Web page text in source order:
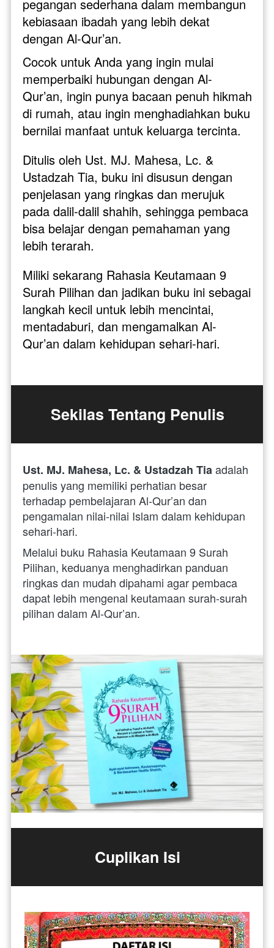
pegangan sederhana dalam membangun
kebiasaan ibadah yang lebih dekat
dengan Al-Qur’an.
Cocok untuk Anda yang ingin mulai
memperbaiki hubungan dengan Al-
Qur’an, ingin punya bacaan penuh hikmah
di rumah, atau ingin menghadiahkan buku
bernilai manfaat untuk keluarga tercinta.
Ditulis oleh Ust. MJ. Mahesa, Lc. &
Ustadzah Tia, buku ini disusun dengan
penjelasan yang ringkas dan merujuk
pada dalil-dalil shahih, sehingga pembaca
bisa belajar dengan pemahaman yang
lebih terarah.
Miliki sekarang Rahasia Keutamaan 9
Surah Pilihan dan jadikan buku ini sebagai
langkah kecil untuk lebih mencintai,
mentadaburi, dan mengamalkan Al-
Qur’an dalam kehidupan sehari-hari.
Sekilas Tentang Penulis
Ust. MJ. Mahesa, Lc. & Ustadzah Tia adalah
penulis yang memiliki perhatian besar
terhadap pembelajaran Al-Qur’an dan
pengamalan nilai-nilai Islam dalam kehidupan
sehari-hari.
Melalui buku Rahasia Keutamaan 9 Surah
Pilihan, keduanya menghadirkan panduan
ringkas dan mudah dipahami agar pembaca
dapat lebih mengenal keutamaan surah-surah
pilihan dalam Al-Qur’an.
Cuplikan Isi